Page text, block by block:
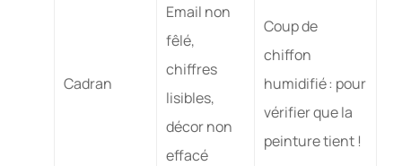
Cadran
Email non
fêlé,
chiffres
lisibles,
décor non
effacé
Coup de
chiffon
humidifié : pour
vérifier que la
peinture tient !